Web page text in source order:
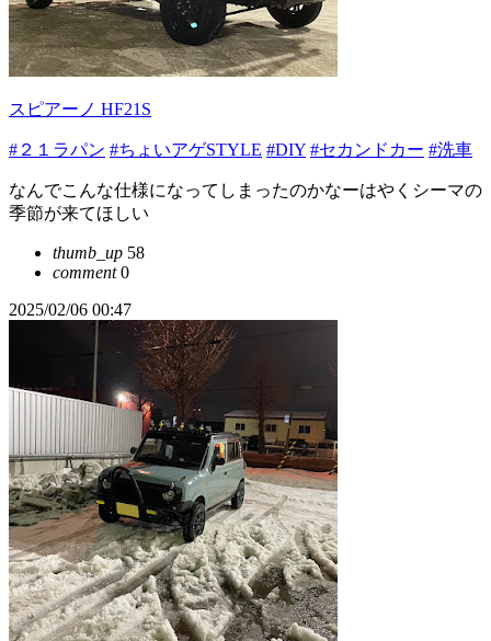
スピアーノ HF21S
#２１ラパン #ちょいアゲSTYLE #DIY #セカンドカー #洗車
なんでこんな仕様になってしまったのかなーはやくシーマの
季節が来てほしい
thumb_up 58
comment0
2025/02/06 00:47